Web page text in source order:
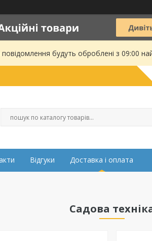
будуть оброблені з 09:00
Відгуки Доставка і оплата
Садова